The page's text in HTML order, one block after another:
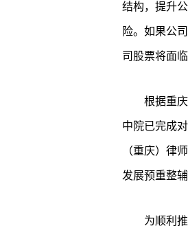
结构，提升
险。如果公
司股票将面
根据重
中院已完成
（重庆）律
发展预重整辅
为顺利